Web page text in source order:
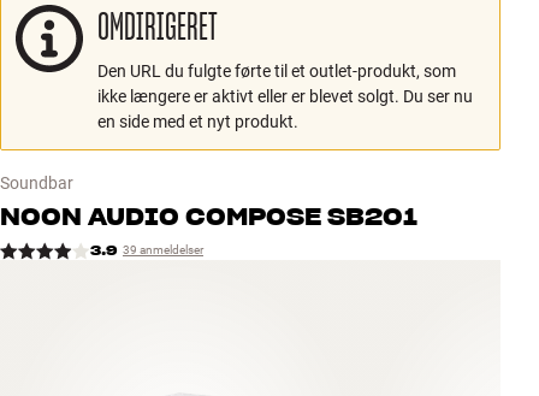
Høretelefoner
Surround
TV
Systemer
Kabler
OMDIRIGERET
Den URL du fulgte førte til et outlet-produkt, som
ikke længere er aktivt eller er blevet solgt. Du ser nu
en side med et nyt produkt.
Soundbar
NOON AUDIO COMPOSE SB201
3.9 39 anmeldelser